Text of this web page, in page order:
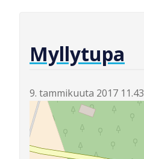
Myllytupa
9. tammikuuta 2017 11.43